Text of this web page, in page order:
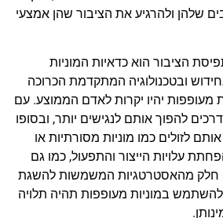
שלהן ולהרגיע את הציבור שהן אמצעי
הציבור הוא כדאיות המוניות
ובטכנולוגיה המתקדמת הכרוכה
מעופפות יהיו יקרות לאדם הממוצע. עם
להפוך אותם לנגישים יותר, ובסופו
לזולים כמו מוניות מסורתיות או
עלויות הייצור והתפעול, כמו גם
הן חלק מהאסטרטגיות המשמשות להשגת
להשתמש במוניות מעופפות תהיה תלויה